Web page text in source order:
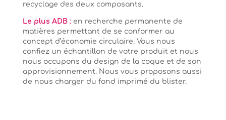
recyclage des deux composants.
Le plus ADB:en recherche permanente de
matières permettant de se conformer au
concept d’économie circulaire. Vous nous
confiez un échantillon de votre produit et nous
nous occupons du design de la coque et de son
approvisionnement. Nous vous proposons aussi
de nous charger du fond imprimé du blister.